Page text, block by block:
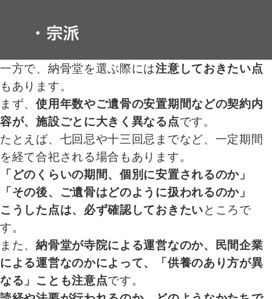
一方で、納骨堂を選ぶ際には注意しておきたい点
もあります。
まず、使用年数やご遺骨の安置期間などの契約内
容が、施設ごとに大きく異なる点です。
たとえば、七回忌や十三回忌までなど、一定期間
を経て合祀される場合もあります。
「どのくらいの期間、個別に安置されるのか」
「その後、ご遺骨はどのように扱われるのか」
こうした点は、必ず確認しておきたいところで
す。
また、納骨堂が寺院による運営なのか、民間企業
による運営なのかによって、「供養のあり方が異
なる」ことも注意点です。